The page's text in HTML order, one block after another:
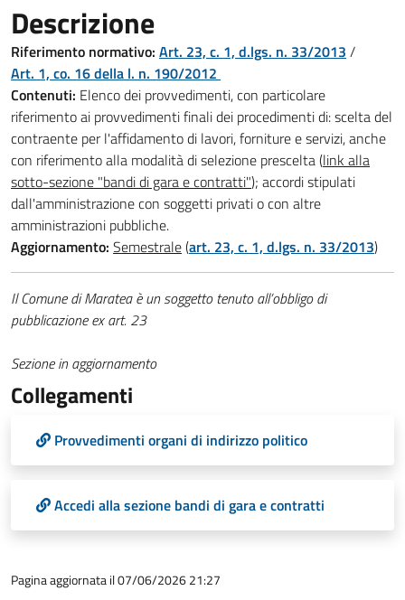
Descrizione
Riferimento normativo: Art. 23, c. 1, d.lgs. n. 33/2013 /
Art. 1, co. 16 della l. n. 190/2012
Contenuti: Elenco dei provvedimenti, con particolare
riferimento ai provvedimenti finali dei procedimenti di: scelta del
contraente per l'affidamento di lavori, forniture e servizi, anche
con riferimento alla modalità di selezione prescelta (link alla
sotto-sezione "bandi di gara e contratti"); accordi stipulati
dall'amministrazione con soggetti privati o con altre
amministrazioni pubbliche.
Aggiornamento: Semestrale(art. 23, c. 1, d.lgs. n. 33/2013)
Il Comune di Maratea è un soggetto tenuto all’obbligo di
pubblicazione ex art. 23
Sezione in aggiornamento
Collegamenti
Provvedimenti organi di indirizzo politico
Accedi alla sezione bandi di gara e contratti
Pagina aggiornata il 07/06/2026 21:27